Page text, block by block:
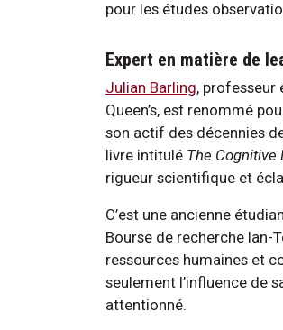
pour les études
Expert en matière de
Julian Barling, professeur
Queen’s, est renommé
son actif des décennies
livre intitulé The Cognitive
rigueur scientifique et
C’est une ancienne
Bourse de recherche Ian-
ressources humaines et
seulement l’influence de
attentionné.